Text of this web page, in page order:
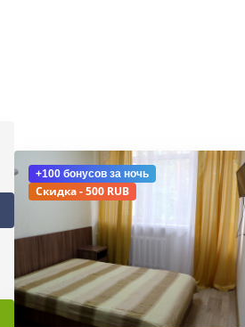
+100 бонусов за ночь
Скидка - 500 RUB